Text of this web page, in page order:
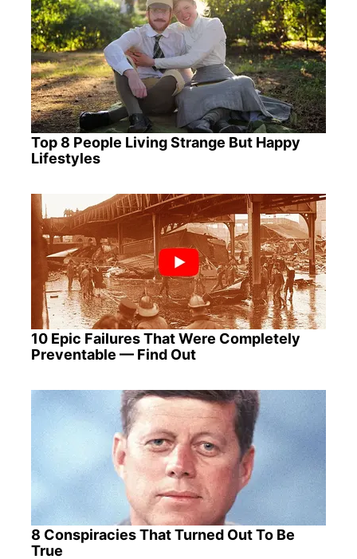
Top 8 People Living Strange But Happy
Lifestyles
10 Epic Failures That Were Completely
Preventable — Find Out
8 Conspiracies That Turned Out To Be
True